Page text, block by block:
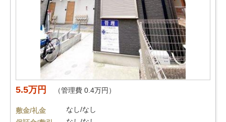
5.5万円 （管理費 0.4万円）
敷金/礼金
なし/なし